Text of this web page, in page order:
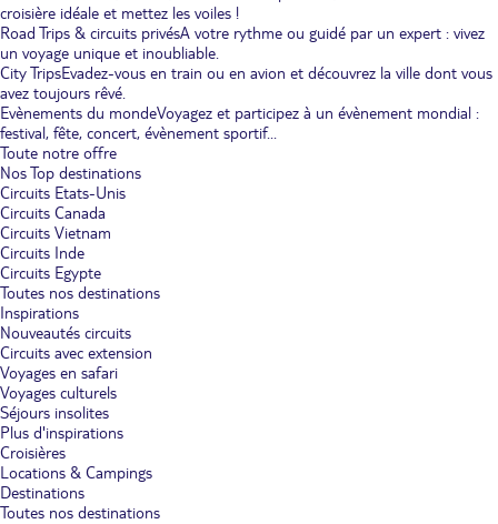
croisière idéale et mettez les voiles !
Road Trips & circuits privésA votre rythme ou guidé par un expert : vivez
un voyage unique et inoubliable.
City TripsEvadez-vous en train ou en avion et découvrez la ville dont vous
avez toujours rêvé.
Evènements du mondeVoyagez et participez à un évènement mondial :
festival, fête, concert, évènement sportif...
Toute notre offre
Nos Top destinations
Circuits Etats-Unis
Circuits Canada
Circuits Vietnam
Circuits Inde
Circuits Egypte
Toutes nos destinations
Inspirations
Nouveautés circuits
Circuits avec extension
Voyages en safari
Voyages culturels
Séjours insolites
Plus d'inspirations
Croisières
Locations & Campings
Destinations
Toutes nos destinations